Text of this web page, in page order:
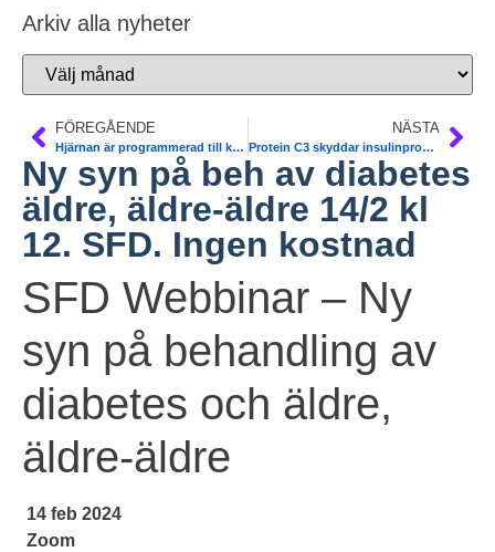
Arkiv alla nyheter
FÖREGÅENDE
Hjärnan är programmerad till kunskapsresistens. Lunds Universitet
NÄSTA
Protein C3 skyddar insulinprod celler. Djurstudie. Sv studie. PNAS
Ny syn på beh av diabetes
äldre, äldre-äldre 14/2 kl
12. SFD. Ingen kostnad
SFD Webbinar – Ny
syn på behandling av
diabetes och äldre,
äldre-äldre
14 feb 2024
Zoom